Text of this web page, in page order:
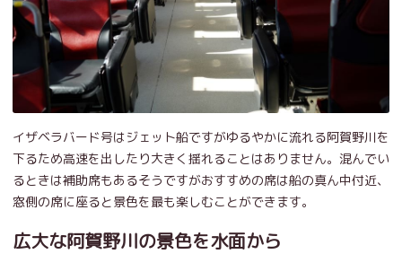
イザベラバード号はジェット船ですがゆるやかに流れる阿賀野川を
下るため高速を出したり大きく揺れることはありません。混んでい
るときは補助席もあるそうですがおすすめの席は船の真ん中付近、
窓側の席に座ると景色を最も楽しむことができます。
広大な阿賀野川の景色を水面から